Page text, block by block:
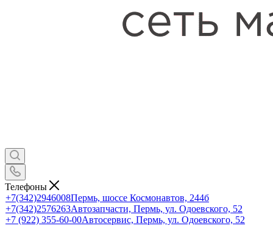
Телефоны
+7(342)2946008Пермь, шоссе Космонавтов, 244б
+7(342)2576263Автозапчасти, Пермь, ул. Одоевского, 52
+7 (922) 355-60-00Автосервис, Пермь, ул. Одоевского, 52